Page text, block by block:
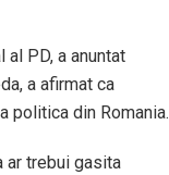
PD, a anuntat
a afirmat ca
politica din Romania.
ar trebui gasita